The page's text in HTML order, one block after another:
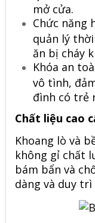
mở cửa.
Chức năng
quản lý
ăn bị cháy
Khóa an
vô tình,
đình có trẻ
Chất liệu cao
Khoang lò và
không gỉ chất
bám bẩn và
dàng và duy